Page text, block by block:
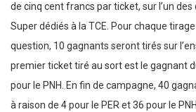
de cinq cent francs par ticket, sur l’un
Super dédiés à la TCE. Pour chaque
question, 10 gagnants seront tirés sur
premier ticket tiré au sort est le gagnant
pour le PNH. En fin de campagne, 40
à raison de 4 pour le PER et 36 pour le